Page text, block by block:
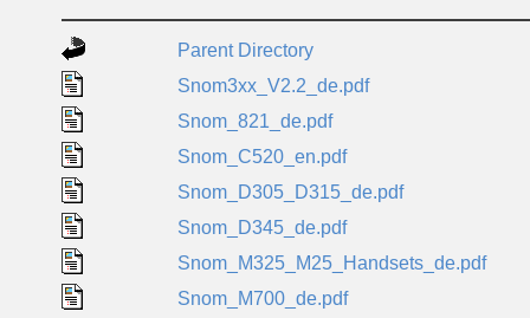
Parent Directory
Snom3xx_V2.2_de.pdf
Snom_821_de.pdf
Snom_C520_en.pdf
Snom_D305_D315_de.pdf
Snom_D345_de.pdf
Snom_M325_M25_Handsets_de.pdf
Snom_M700_de.pdf